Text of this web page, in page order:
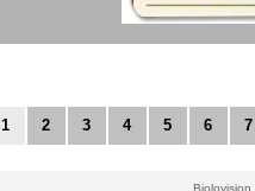
1 2 3 4 5 6 7
Biolovision